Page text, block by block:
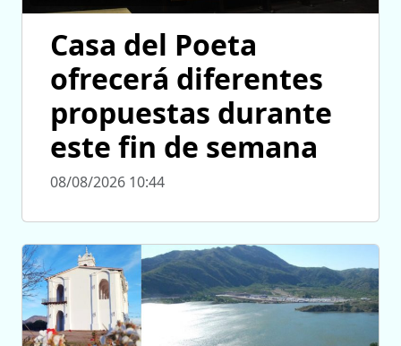
Casa del Poeta
ofrecerá diferentes
propuestas durante
este fin de semana
08/08/2026 10:44